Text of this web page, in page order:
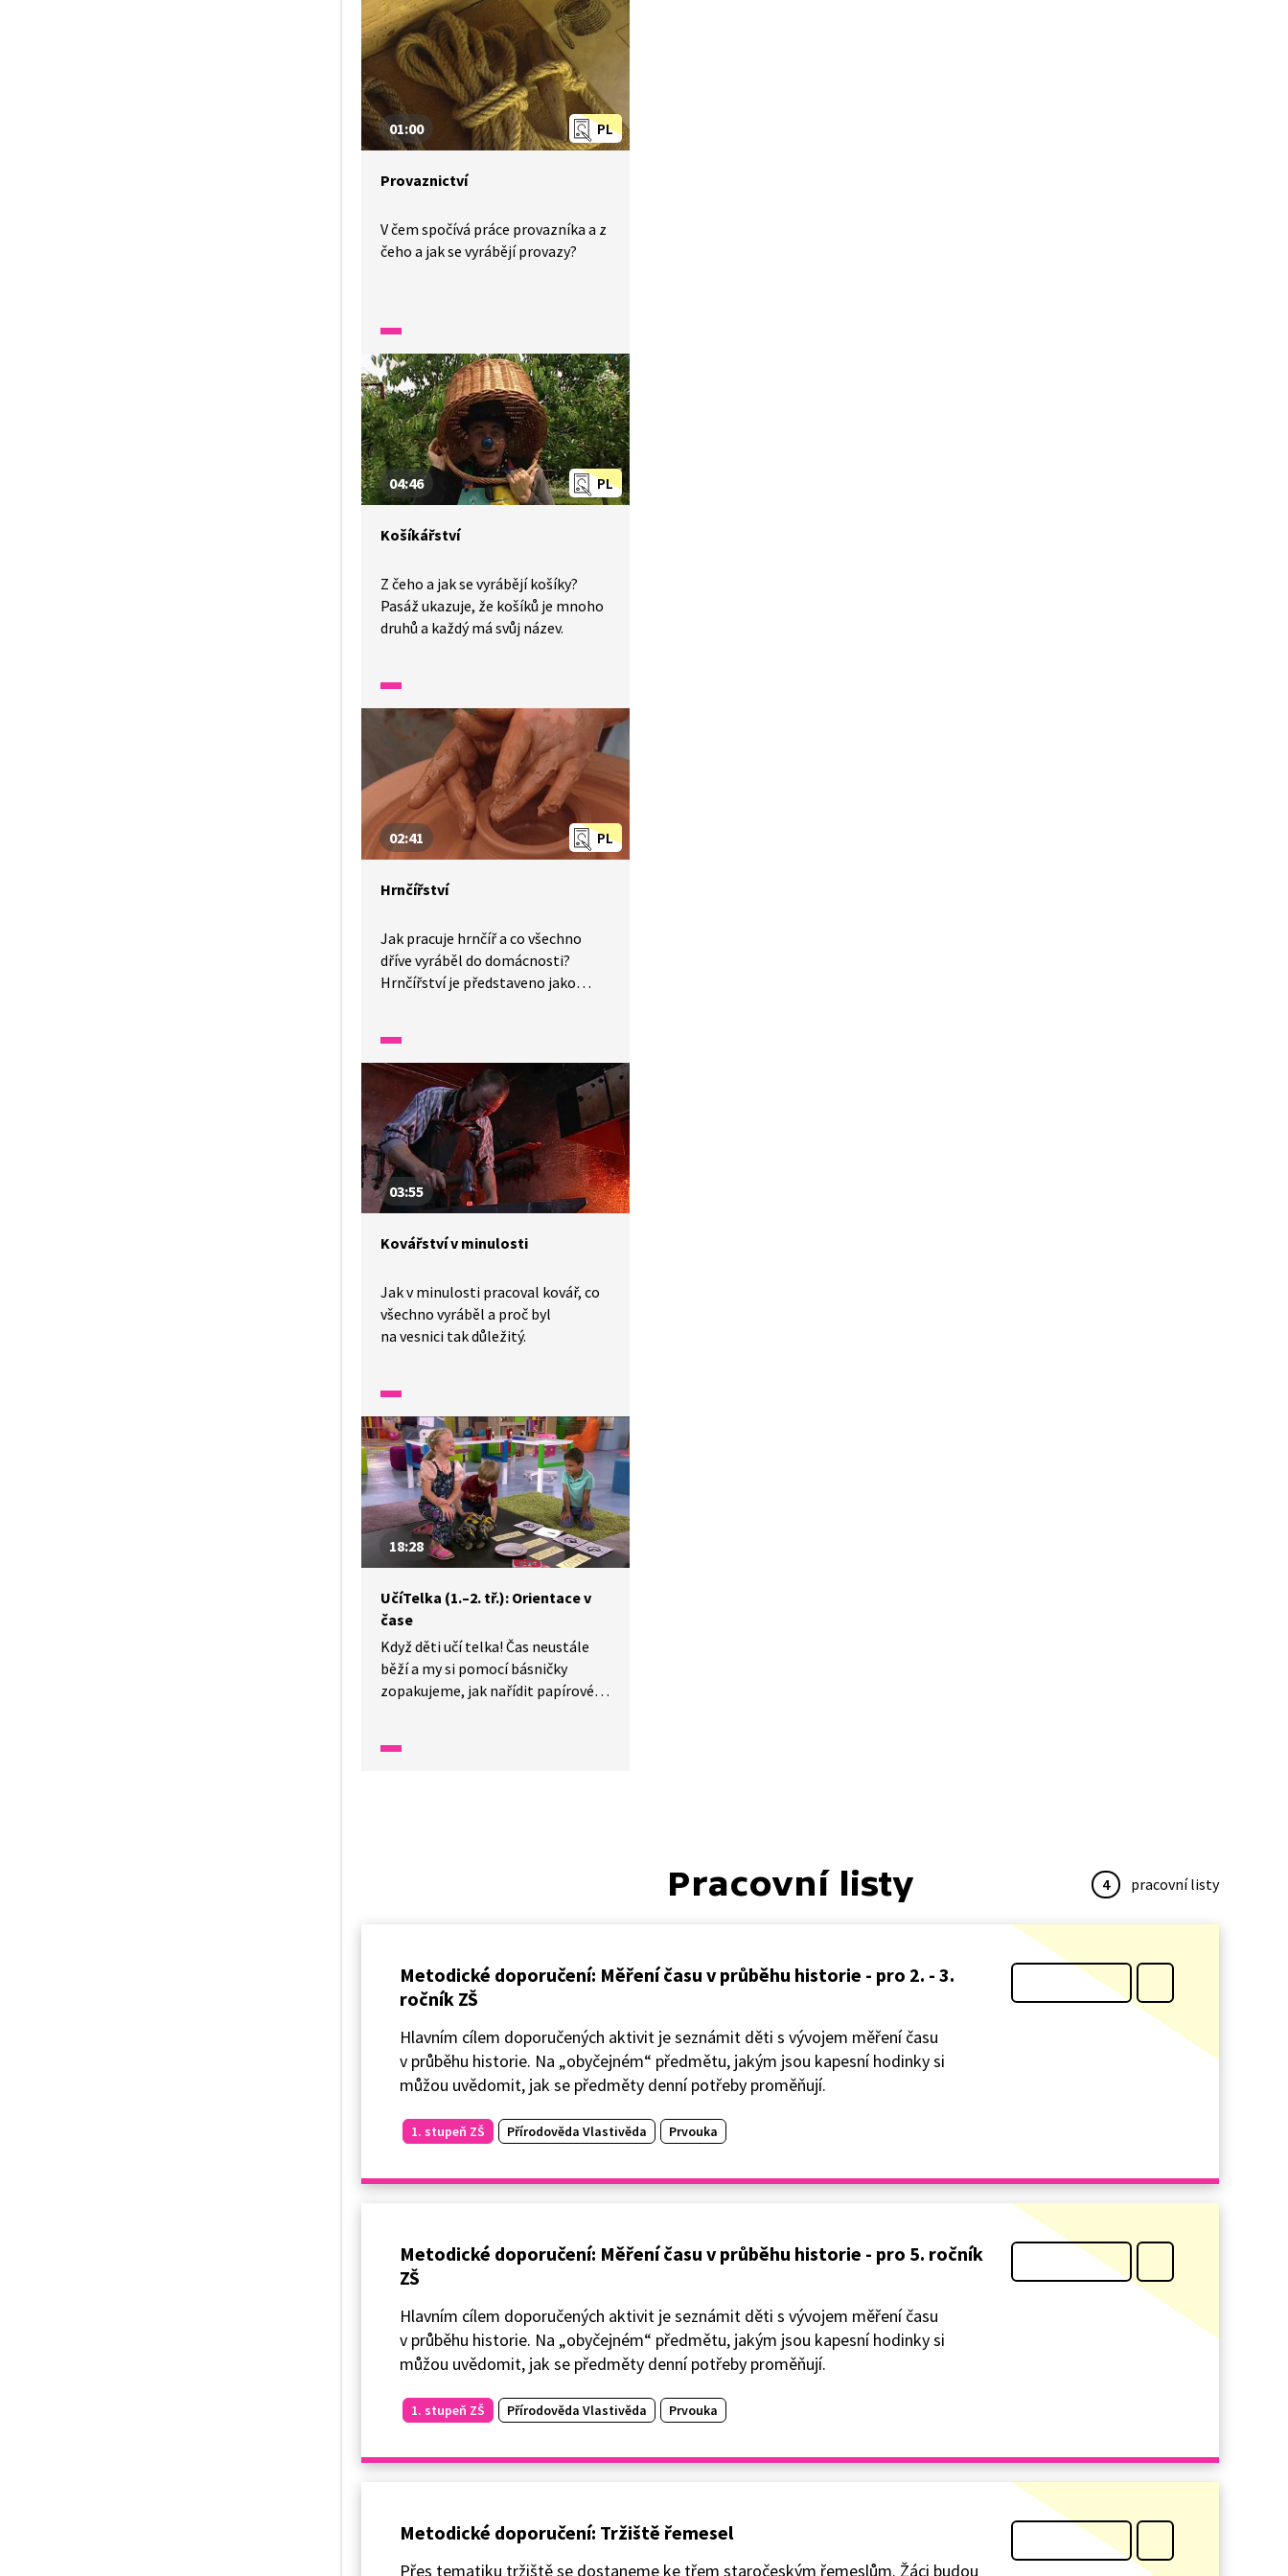
PL
01:00
Provaznictví
V čem spočívá práce provazníka a z
čeho a jak se vyrábějí provazy?
PL
04:46
Košíkářství
Z čeho a jak se vyrábějí košíky?
Pasáž ukazuje, že košíků je mnoho
druhů a každý má svůj název.
PL
02:41
Hrnčířství
Jak pracuje hrnčíř a co všechno
dříve vyráběl do domácnosti?
Hrnčířství je představeno jako
03:55
Kovářství v minulosti
Jak v minulosti pracoval kovář, co
všechno vyráběl a proč byl
na vesnici tak důležitý.
18:28
UčíTelka (1.–2. tř.): Orientace v
čase
Když děti učí telka! Čas neustále
běží a my si pomocí básničky
zopakujeme, jak nařídit papírové
společně pojmenujeme.
Pracovní listy 4 pracovní listy
Metodické doporučení: Měření času v průběhu historie - pro 2. - 3.
ročník ZŠ
Hlavním cílem doporučených aktivit je seznámit děti s vývojem měření času
v průběhu historie. Na „obyčejném“ předmětu, jakým jsou kapesní hodinky si
můžou uvědomit, jak se předměty denní potřeby proměňují.
1. stupeň ZŠ Přírodověda Vlastivěda Prvouka
Metodické doporučení: Měření času v průběhu historie - pro 5. ročník
ZŠ
Hlavním cílem doporučených aktivit je seznámit děti s vývojem měření času
v průběhu historie. Na „obyčejném“ předmětu, jakým jsou kapesní hodinky si
můžou uvědomit, jak se předměty denní potřeby proměňují.
1. stupeň ZŠ Přírodověda Vlastivěda Prvouka
Metodické doporučení: Tržiště řemesel
Přes tematiku tržiště se dostaneme ke třem staročeským řemeslům. Žáci budou